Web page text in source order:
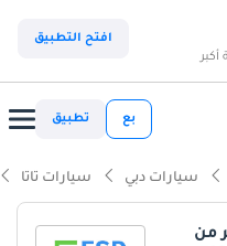
افتح التطبيق
بع تطبيق
سيارات دبي سيارات تاتا
من